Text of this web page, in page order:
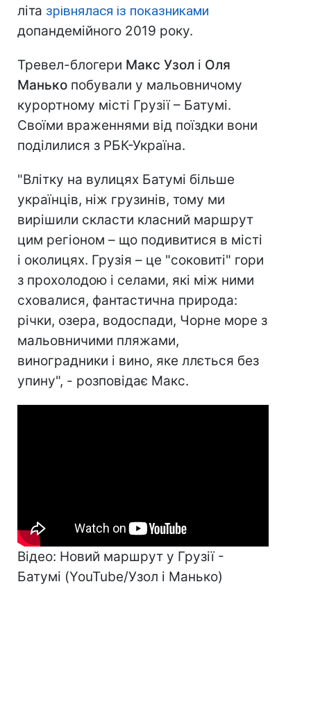
літа зрівнялася із показниками
допандемійного 2019 року.
Тревел-блогери Макс Узол і Оля
Манько побували у мальовничому
курортному місті Грузії – Батумі.
Своїми враженнями від поїздки вони
поділилися з РБК-Україна.
"Влітку на вулицях Батумі більше
українців, ніж грузинів, тому ми
вирішили скласти класний маршрут
цим регіоном – що подивитися в місті
і околицях. Грузія – це "соковиті" гори
з прохолодою і селами, які між ними
сховалися, фантастична природа:
річки, озера, водоспади, Чорне море з
мальовничими пляжами,
виноградники і вино, яке ллється без
упину", - розповідає Макс.
Відео: Новий маршрут у Грузії -
Батумі (YouTube/Узол і Манько)